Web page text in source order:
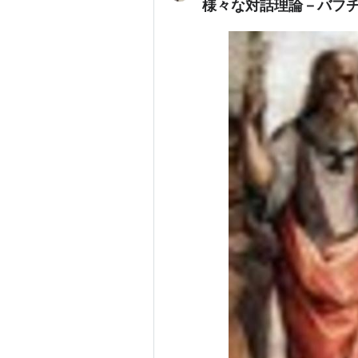
様々な対話理論－バ